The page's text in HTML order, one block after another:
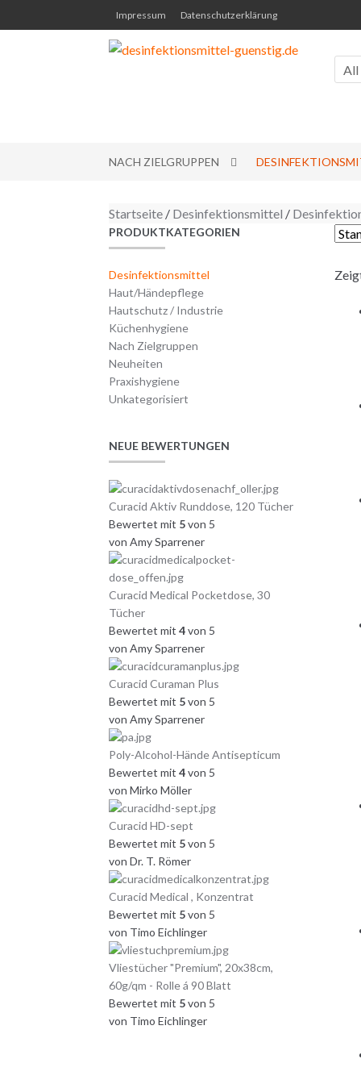
Skip to navigation
Skip to content
Impressum Datenschutzerklärung
All
NACH ZIELGRUPPEN
Startseite/ Desinfektionsmittel /
PRODUKTKATEGORIEN
Desinfektionsmittel
Haut/Händepflege
Hautschutz / Industrie
Küchenhygiene
Nach Zielgruppen
Neuheiten
Praxishygiene
Unkategorisiert
NEUE BEWERTUNGEN
Curacid Aktiv Runddose, 120 Tücher
Bewertet mit 5von 5
von Amy Sparrener
Curacid Medical Pocketdose, 30
Tücher
Bewertet mit 4von 5
von Amy Sparrener
Curacid Curaman Plus
Bewertet mit 5von 5
von Amy Sparrener
Poly-Alcohol-Hände Antisepticum
Bewertet mit 4von 5
von Mirko Möller
Curacid HD-sept
Bewertet mit 5von 5
von Dr. T. Römer
Curacid Medical , Konzentrat
Bewertet mit 5von 5
von Timo Eichlinger
Vliestücher "Premium", 20x38cm,
60g/qm - Rolle á 90 Blatt
Bewertet mit 5von 5
von Timo Eichlinger